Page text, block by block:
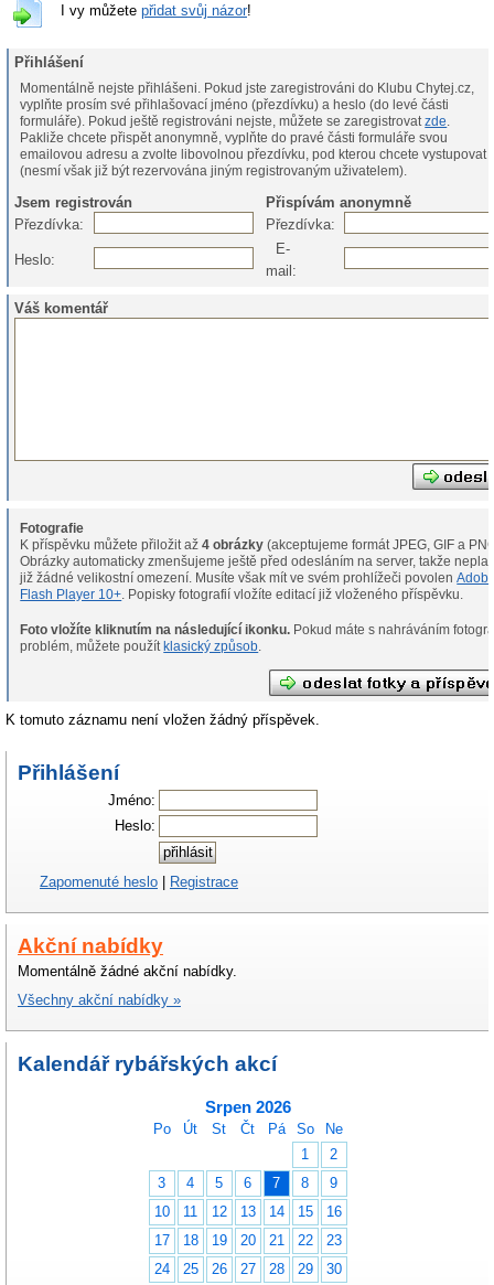
I vy můžete přidat svůj názor!
Přihlášení
Momentálně nejste přihlášeni. Pokud jste zaregistrováni do Klubu Chytej.cz,
vyplňte prosím své přihlašovací jméno (přezdívku) a heslo (do levé části
formuláře). Pokud ještě registrováni nejste, můžete se zaregistrovatzde
Pakliže chcete přispět anonymně, vyplňte do pravé části formuláře svou
emailovou adresu a zvolte libovolnou přezdívku, pod kterou chcete vystupovat
(nesmí však již být rezervována jiným registrovaným uživatelem).
Jsem registrován
Přispívám anonymně
Přezdívka:
Přezdívka:
Heslo:
E-
mail:
Váš komentář
Fotografie
K příspěvku můžete přiložit až4 obrázky (akceptujeme formát JPEG, GIF a
Obrázky automaticky zmenšujeme ještě před odesláním na server, takže
již žádné velikostní omezení. Musíte však mít ve svém prohlížeči povolen
Flash Player 10+ . Popisky fotografií vložíte editací již vloženého příspěvku.
Foto vložíte kliknutím na následující ikonku.
problém, můžete použítklasický způsob.
K tomuto záznamu není vložen žádný příspěvek.
Přihlášení
Jméno:
Heslo:
Zapomenuté heslo | Registrace
Akční nabídky
Momentálně žádné akční nabídky.
Všechny akční nabídky »
Kalendář rybářských akcí
Srpen 2026
Po Út St Čt Pá So
Ne
1
2
3
4 5 6 7 8
9
10
11 12 13 14 15
16
17
18 19 20 21 22
23
24
25 26 27 28 29 30